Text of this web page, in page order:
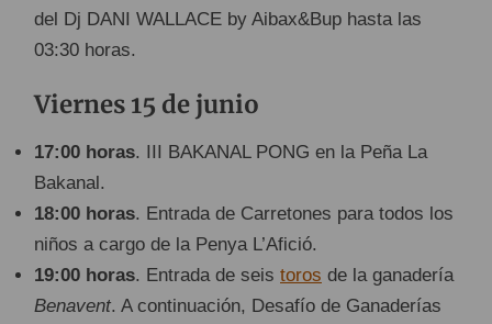
del Dj DANI WALLACE by Aibax&Bup hasta las
03:30 horas.
Viernes 15 de junio
17:00 horas. III BAKANAL PONG en la Peña La
Bakanal.
18:00 horas. Entrada de Carretones para todos los
niños a cargo de la Penya L’Afició.
19:00 horas. Entrada de seis toros de la ganadería
Benavent. A continuación, Desafío de Ganaderías